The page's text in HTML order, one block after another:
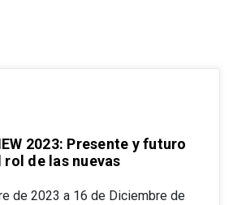
2023: Presente y futuro
de las nuevas
de 2023 a 16 de Diciembre de